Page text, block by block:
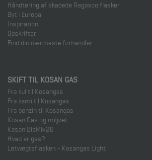
Håndtering af skadede Ragasco flasker
Byt i Europa
Inspiration
Opskrifter
Find din nærmeste forhandler
SKIFT TIL KOSAN GAS
Fra kul til Kosangas
Fra kemi til Kosangas
Fra benzin til Kosangas
Kosan Gas og miljøet
Kosan BioMix20
Hvad er gas?
Letvægtsflasken - Kosangas Light